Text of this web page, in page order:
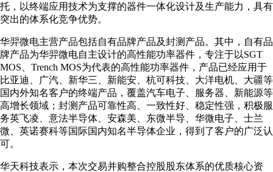
托，以终端应用技术为支撑的器件一体化设计及生产能力，具有
突出的体系化竞争优势。
华羿微电主营产品包括自有品牌产品及封测产品。其中，自有品
牌产品为华羿微电自主设计的高性能功率器件，专注于以SGT
MOS、Trench MOS为代表的高性能功率器件，产品已经应用于
比亚迪、广汽、新华三、新能安、杭可科技、大洋电机、大疆等
国内外知名客户的终端产品，覆盖汽车电子、服务器、新能源等
高增长领域；封测产品可靠性高、一致性好、稳定性强，积极服
务英飞凌、意法半导体、安森美、东微半导、华微电子、士兰
微、英诺赛科等国际国内知名半导体企业，得到了客户的广泛认
可。
华天科技表示，本次交易并购整合控股股东体系的优质核心资